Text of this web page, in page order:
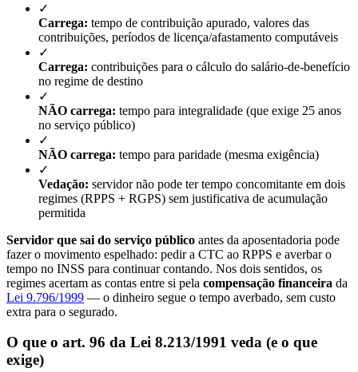
✓
Carrega: tempo de contribuição apurado, valores das
contribuições, períodos de licença/afastamento computáveis
✓
Carrega: contribuições para o cálculo do salário-de-benefício
no regime de destino
✓
NÃO carrega: tempo para integralidade (que exige 25 anos
no serviço público)
✓
NÃO carrega: tempo para paridade (mesma exigência)
✓
Vedação: servidor não pode ter tempo concomitante em dois
regimes (RPPS + RGPS) sem justificativa de acumulação
permitida
Servidor que sai do serviço público antes da aposentadoria pode
fazer o movimento espelhado: pedir a CTC ao RPPS e averbar o
tempo no INSS para continuar contando. Nos dois sentidos, os
regimes acertam as contas entre si pela compensação financeira da
Lei 9.796/1999 — o dinheiro segue o tempo averbado, sem custo
extra para o segurado.
O que o art. 96 da Lei 8.213/1991 veda (e o que
exige)